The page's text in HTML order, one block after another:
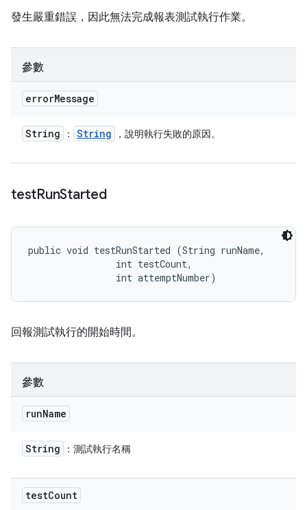
發生嚴重錯誤，因此無法完成報表測試執行作業。
參數
errorMessage
String ： String ，說明執行失敗的原因。
testRunStarted
public void testRunStarted (String runName,
                int testCount,
                int attemptNumber)
回報測試執行的開始時間。
參數
runName
String ：測試執行名稱
testCount